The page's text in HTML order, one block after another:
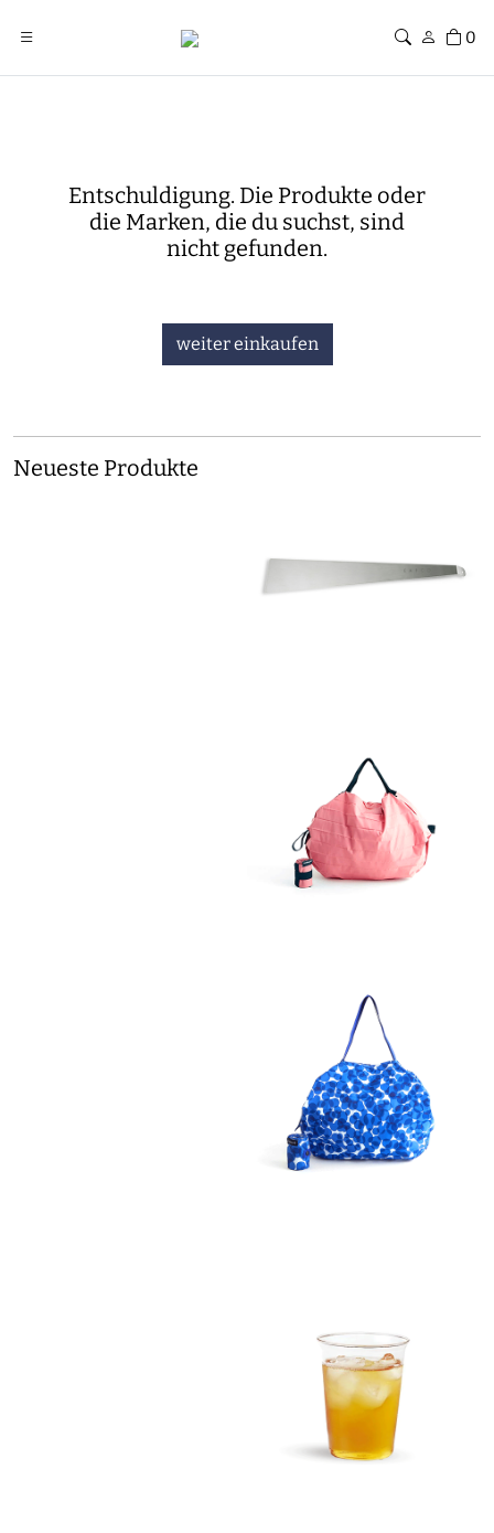
0
Entschuldigung. Die Produkte oder
die Marken, die du suchst, sind
nicht gefunden.
weiter einkaufen
Neueste Produkte